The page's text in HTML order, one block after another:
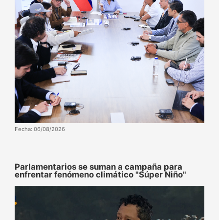
Fecha: 06/08/2026
Parlamentarios se suman a campaña para
enfrentar fenómeno climático "Súper Niño"